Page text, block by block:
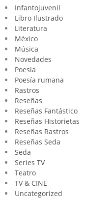
Infantojuvenil
Libro Ilustrado
Literatura
México
Música
Novedades
Poesia
Poesía rumana
Rastros
Reseñas
Reseñas Fantástico
Reseñas Historietas
Reseñas Rastros
Reseñas Seda
Seda
Series TV
Teatro
TV & CINE
Uncategorized